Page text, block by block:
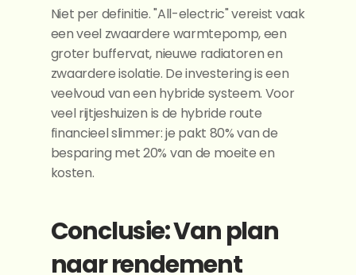
Niet per definitie. "All-electric" vereist vaak
een veel zwaardere warmtepomp, een
groter buffervat, nieuwe radiatoren en
zwaardere isolatie. De investering is een
veelvoud van een hybride systeem. Voor
veel rijtjeshuizen is de hybride route
financieel slimmer: je pakt 80% van de
besparing met 20% van de moeite en
kosten.
Conclusie: Van plan
naar rendement